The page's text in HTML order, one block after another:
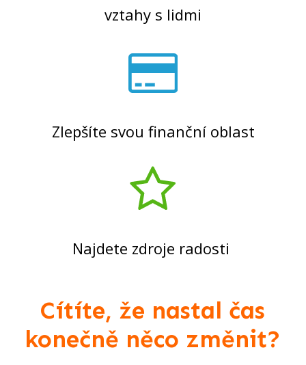
vztahy s lidmi
Zlepšíte svou finanční oblast
Najdete zdroje radosti
Cítíte, že nastal čas
konečně něco změnit?